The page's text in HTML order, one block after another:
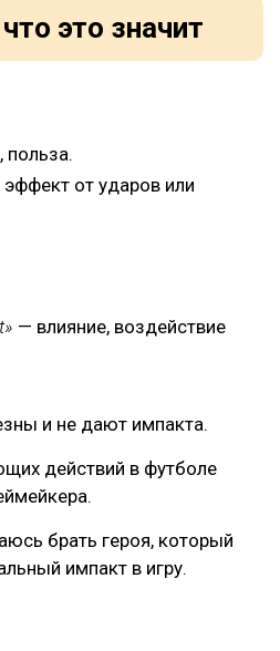
это значит
эффект от ударов или
— влияние, воздействие
и не дают импакта.
действий в футболе
брать героя, который
импакт в игру.